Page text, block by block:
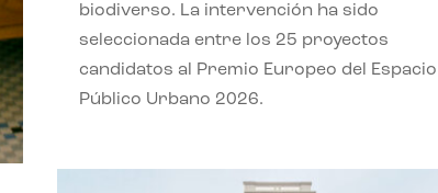
biodiverso. La intervención ha sido
seleccionada entre los 25 proyectos
candidatos al Premio Europeo del Espacio
Público Urbano 2026.